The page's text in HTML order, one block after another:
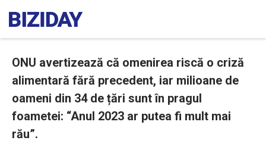
ONU avertizează că omenirea riscă o criză
alimentară fără precedent, iar milioane de
oameni din 34 de țări sunt în pragul
foametei: “Anul 2023 ar putea fi mult mai
rău”.